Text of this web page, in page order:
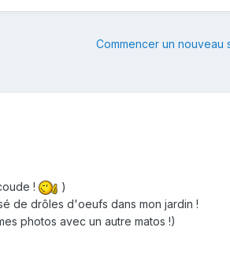
Commencer un nouveau
!
)
de drôles d'oeufs dans mon jardin !
photos avec un autre matos !)